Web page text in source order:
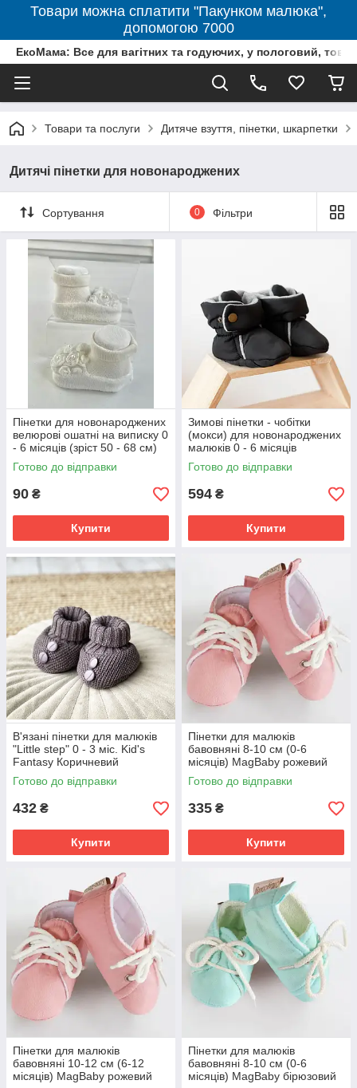
Товари можна сплатити "Пакунком малюка",
допомогою 7000
ЕкоМама: Все для вагітних та годуючих, у пологовий,
Товари та послуги Дитяче взуття, пінетки, шкарпетки
Дитячі пінетки для новонароджених
Сортування 0 Фільтри
Пінетки для новонароджених
велюрові ошатні на виписку 0
- 6 місяців (зріст 50 - 68 см)
Lari Молочний
Готово до відправки
90 ₴
Купити
Зимові пінетки - чобітки
(мокси) для новонароджених
малюків 0 - 6 місяців
MagBaby Чорний
Готово до відправки
594 ₴
Купити
В'язані пінетки для малюків
"Little step" 0 - 3 міс. Kid's
Fantasy Коричневий
Готово до відправки
432 ₴
Купити
Пінетки для малюків
бавовняні 8-10 см (0-6
місяців) MagBaby рожевий
Готово до відправки
335 ₴
Купити
Пінетки для малюків
бавовняні 10-12 см (6-12
місяців) MagBaby рожевий
Пінетки для малюків
бавовняні 8-10 см (0-6
місяців) MagBaby бірюзовий